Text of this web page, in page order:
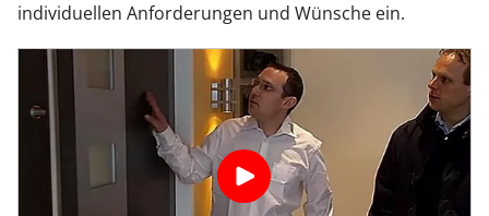
individuellen Anforderungen und Wünsche ein.